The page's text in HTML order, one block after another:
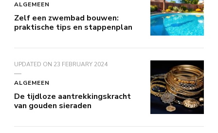
ALGEMEEN
Zelf een zwembad bouwen:
praktische tips en stappenplan
UPDATED ON 23 FEBRUARY 2024
ALGEMEEN
De tijdloze aantrekkingskracht
van gouden sieraden